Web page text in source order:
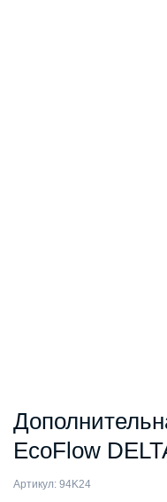
EcoFlow
Артикул: 94K24